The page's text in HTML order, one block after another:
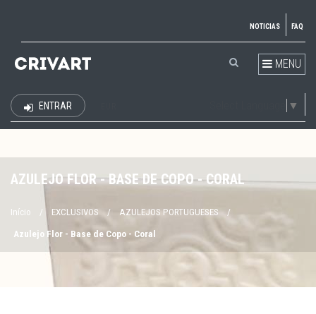
NOTICIAS FAQ
MENU
▼
ENTRAR
AZULEJO FLOR - BASE DE COPO - CORAL
Início / EXCLUSIVOS / AZULEJOS PORTUGUESES /
Azulejo Flor - Base de Copo - Coral